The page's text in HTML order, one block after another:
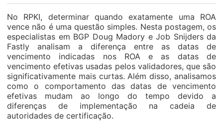
No RPKI, determinar quando exatamente uma ROA
vence não é uma questão simples. Nesta postagem, os
especialistas em BGP Doug Madory e Job Snijders da
Fastly analisam a diferença entre as datas de
vencimento indicadas nos ROA e as datas de
vencimento efetivas usadas pelos validadores, que são
significativamente mais curtas. Além disso, analisamos
como o comportamento das datas de vencimento
efetivas mudam ao longo do tempo devido a
diferenças de implementação na cadeia de
autoridades de certificação.